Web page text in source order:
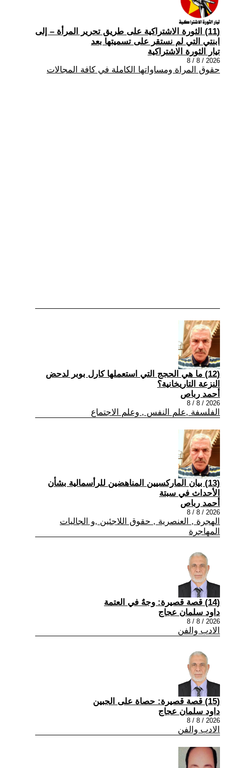
(11) الثورة الاشتراكية على طريق تحرير المرأة – إلى
ابنتي التي لم نستقر على تسميتها بعد
تيار الثورة الاشتراكية
2026 / 8 / 8
حقوق المراة ومساواتها الكاملة في كافة المجالات
(12) ما هي الحجج التي استعملها كارل بوبر لدحض
النزعة التاريخانية؟
أحمد رباص
2026 / 8 / 8
الفلسفة ,علم النفس , وعلم الاجتماع
(13) بيان الماركسيين المناهضين للرأسمالية بشأن
الأحداث في سبتة
أحمد رباص
2026 / 8 / 8
الهجرة , العنصرية , حقوق اللاجئين ,و الجاليات
المهاجرة
(14) قصة قصيرة: وجهٌ في العتمة
داود سلمان عجاج
2026 / 8 / 8
الادب والفن
(15) قصة قصيرة: حصاة على الجبين
داود سلمان عجاج
2026 / 8 / 8
الادب والفن